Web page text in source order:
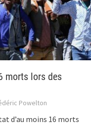
morts lors des
Powelton
d’au moins 16 morts